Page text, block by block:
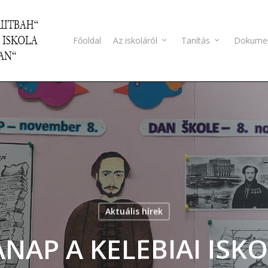
Főoldal Az iskoláról Tanítás
Aktuális hírek
A KELEBIAI